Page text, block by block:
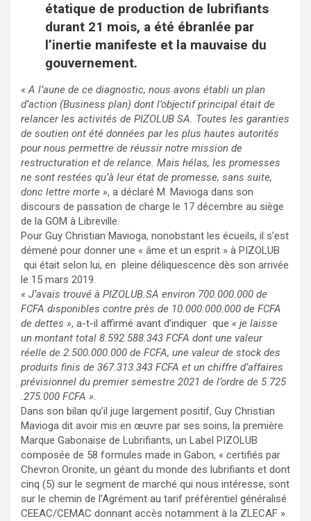
étatique de production de lubrifiants
durant 21 mois, a été ébranlée par
l’inertie manifeste et la mauvaise du
gouvernement.
« A l’aune de ce diagnostic, nous avons établi un plan
d’action (Business plan) dont l’objectif principal était de
relancer les activités de PIZOLUB SA. Toutes les garanties
de soutien ont été données par les plus hautes autorités
pour nous permettre de réussir notre mission de
restructuration et de relance. Mais hélas, les promesses
ne sont restées qu’à leur état de promesse, sans suite,
donc lettre morte », a déclaré M. Mavioga dans son
discours de passation de charge le 17 décembre au siège
de la GOM à Libreville.
Pour Guy Christian Mavioga, nonobstant les écueils, il s’est
démené pour donner une « âme et un esprit » à PIZOLUB
qui était selon lui, en pleine déliquescence dès son arrivée
le 15 mars 2019.
« J’avais trouvé à PIZOLUB.SA environ 700.000.000 de
FCFA disponibles contre près de 10.000.000.000 de FCFA
de dettes », a-t-il affirmé avant d’indiquer que « je laisse
un montant total 8.592.588.343 FCFA dont une valeur
réelle de 2.500.000.000 de FCFA, une valeur de stock des
produits finis de 367.313.343 FCFA et un chiffre d’affaires
prévisionnel du premier semestre 2021 de l’ordre de 5.725
.275.000 FCFA ».
Dans son bilan qu’il juge largement positif, Guy Christian
Mavioga dit avoir mis en œuvre par ses soins, la première
Marque Gabonaise de Lubrifiants, un Label PIZOLUB
composée de 58 formules made in Gabon, « certifiés par
Chevron Oronite, un géant du monde des lubrifiants et dont
cinq (5) sur le segment de marché qui nous intéresse, sont
sur le chemin de l’Agrément au tarif préférentiel généralisé
CEEAC/CEMAC donnant accès notamment à la ZLECAF ».